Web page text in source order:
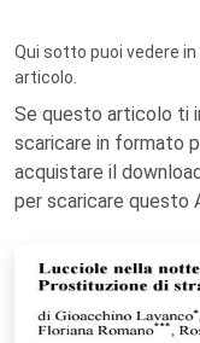
Qui sotto puoi vedere
articolo.
Se questo articolo ti
scaricare in formato
acquistare il
per scaricare questo